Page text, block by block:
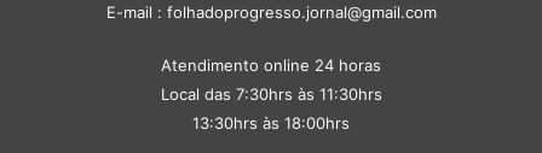
E-mail : folhadoprogresso.jornal@gmail.com
Atendimento online 24 horas
Local das 7:30hrs às 11:30hrs
13:30hrs às 18:00hrs